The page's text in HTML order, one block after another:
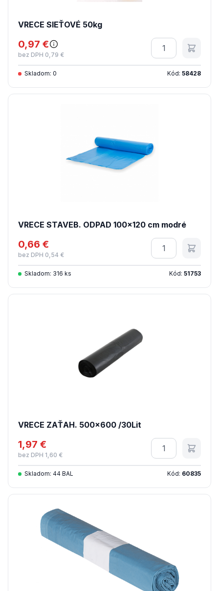
VRECE SIEŤOVÉ 50kg
0,97 €
bez DPH 0,79 €
Množstvo
Skladom: 0 Kód: 58428
VRECE STAVEB. ODPAD 100x120 cm modré
0,66 €
bez DPH 0,54 €
Množstvo
Skladom: 316 ks Kód: 51753
VRECE ZAŤAH. 500x600 /30Lit
1,97 €
bez DPH 1,60 €
Množstvo
Skladom: 44 BAL Kód: 60835